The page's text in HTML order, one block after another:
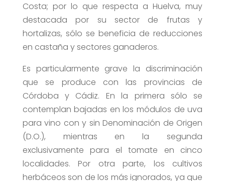
Costa; por lo que respecta a Huelva, muy
destacada por su sector de frutas y
hortalizas, sólo se beneficia de reducciones
en castaña y sectores ganaderos.
Es particularmente grave la discriminación
que se produce con las provincias de
Córdoba y Cádiz. En la primera sólo se
contemplan bajadas en los módulos de uva
para vino con y sin Denominación de Origen
(D.O.), mientras en la segunda
exclusivamente para el tomate en cinco
localidades. Por otra parte, los cultivos
herbáceos son de los más ignorados, ya que